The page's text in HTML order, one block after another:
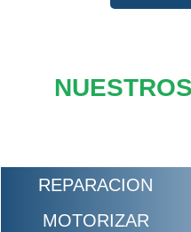
REPARACION
MOTORIZAR